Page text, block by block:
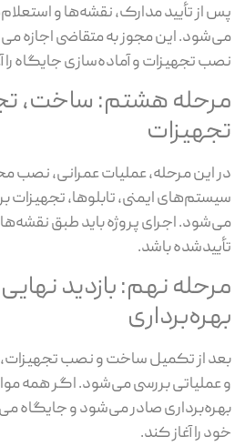
از تأیید مدارک، نقشه‌ها و
این مجوز به متقاضی اجازه
تجهیزات و آماده‌سازی جایگاه را
هشتم: ساخت،
این مرحله، عملیات عمرانی، نصب
ایمنی، تابلوها، تجهیزات
اجرای پروژه باید طبق نقشه‌ها و
باشد.
نهم: بازدید نهایی
از تکمیل ساخت و نصب تجهیزات،
بررسی می‌شود. اگر همه موارد
صادر می‌شود و جایگاه
را آغاز کند.